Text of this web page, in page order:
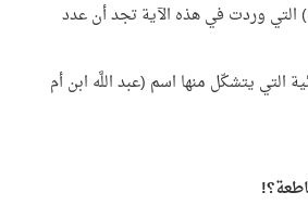
التي وردت في هذه الآية تجد أن عدد
التي يتشكّل منها اسم (عبد اللَّه ابن أم